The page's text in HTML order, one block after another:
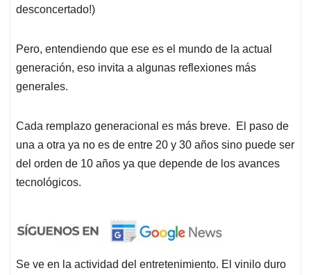
desconcertado!)
Pero, entendiendo que ese es el mundo de la actual
generación, eso invita a algunas reflexiones más
generales.
Cada remplazo generacional es más breve. El paso de
una a otra ya no es de entre 20 y 30 años sino puede ser
del orden de 10 años ya que depende de los avances
tecnológicos.
Se ve en la actividad del entretenimiento. El vinilo duro